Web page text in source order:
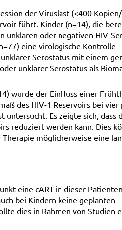
der Viruslast (<400
führt. Kinder (n=14), die
unklaren oder negativen HIV-
eine virologische Kontrolle
Serostatus mit einem
unklarer Serostatus als
wurde der Einfluss einer
des HIV-1 Reservoirs bei vier
Es zeigte sich, dass
reduziert werden kann. Dies
möglicherweise eine
eine cART in dieser
bei Kindern keine geplanten
dies in Rahmen von Studien